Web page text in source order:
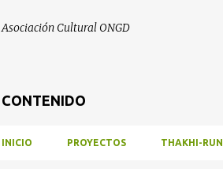
Asociación Cultural ONGD
CONTENIDO
INICIO PROYECTOS THAKHI-